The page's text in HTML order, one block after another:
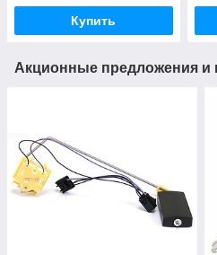
Купить
Акционные предложения и